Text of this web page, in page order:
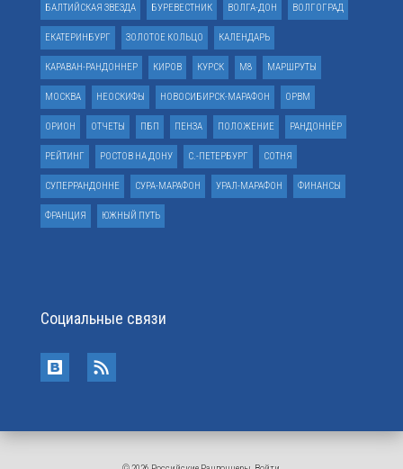
БАЛТИЙСКАЯ ЗВЕЗДА БУРЕВЕСТНИК ВОЛГА-ДОН ВОЛГОГРАД
ЕКАТЕРИНБУРГ ЗОЛОТОЕ КОЛЬЦО КАЛЕНДАРЬ
КАРАВАН-РАНДОННЕР КИРОВ КУРСК М8 МАРШРУТЫ
МОСКВА НЕОСКИФЫ НОВОСИБИРСК-МАРАФОН ОРВМ
ОРИОН ОТЧЕТЫ ПБП ПЕНЗА ПОЛОЖЕНИЕ РАНДОННЁР
РЕЙТИНГ РОСТОВ НА ДОНУ С.-ПЕТЕРБУРГ СОТНЯ
СУПЕРРАНДОННЕ СУРА-МАРАФОН УРАЛ-МАРАФОН ФИНАНСЫ
ФРАНЦИЯ ЮЖНЫЙ ПУТЬ
Социальные связи